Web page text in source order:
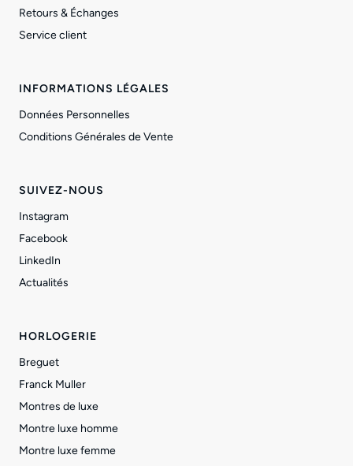
Retours & Échanges
Service client
INFORMATIONS LÉGALES
Données Personnelles
Conditions Générales de Vente
SUIVEZ-NOUS
Instagram
Facebook
LinkedIn
Actualités
HORLOGERIE
Breguet
Franck Muller
Montres de luxe
Montre luxe homme
Montre luxe femme